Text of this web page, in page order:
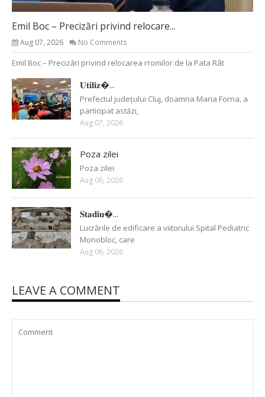
Emil Boc – Precizări privind relocare...
Aug 07, 2026 No Comments
Emil Boc – Precizări privind relocarea rromilor de la Pata Rât
𝐔𝐭𝐢𝐥𝐢𝐳�...
Prefectul județului Cluj, doamna Maria Forna, a
participat astăzi,
Aug 07, 2026
Poza zilei
Poza zilei
Aug 06, 2026
𝐒𝐭𝐚𝐝𝐢𝐮�...
Lucrările de edificare a viitorului Spital Pediatric
Monobloc, care
Aug 06, 2026
LEAVE A COMMENT